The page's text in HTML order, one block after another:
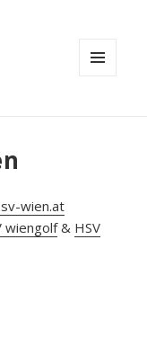
wien.at
wiengolf& HSV